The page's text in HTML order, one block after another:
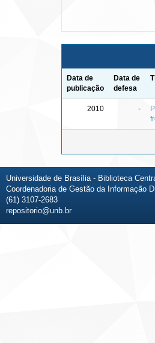
Data de
publicação
Data de
defesa
2010 -
Universidade de Brasília - Biblioteca
Coordenadoria de Gestão da Informação
(61) 3107-2683
repositorio@unb.br